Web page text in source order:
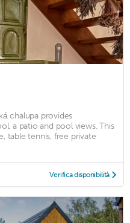
chalupa provides
a patio and pool views. This
table tennis, free private
Verifica disponibilità